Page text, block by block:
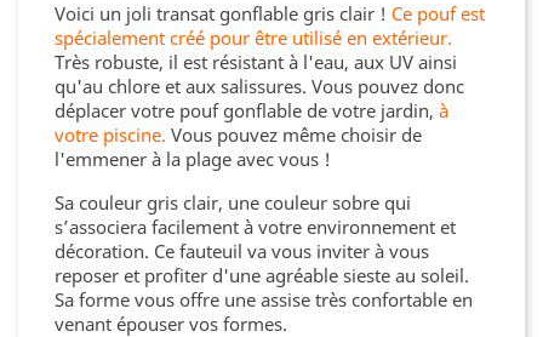
Voici un joli transat gonflable gris clair ! Ce pouf est
spécialement créé pour être utilisé en extérieur.
Très robuste, il est résistant à l'eau, aux UV ainsi
qu'au chlore et aux salissures. Vous pouvez donc
déplacer votre pouf gonflable de votre jardin, à
votre piscine. Vous pouvez même choisir de
l'emmener à la plage avec vous !
Sa couleur gris clair, une couleur sobre qui
s’associera facilement à votre environnement et
décoration. Ce fauteuil va vous inviter à vous
reposer et profiter d'une agréable sieste au soleil.
Sa forme vous offre une assise très confortable en
venant épouser vos formes.